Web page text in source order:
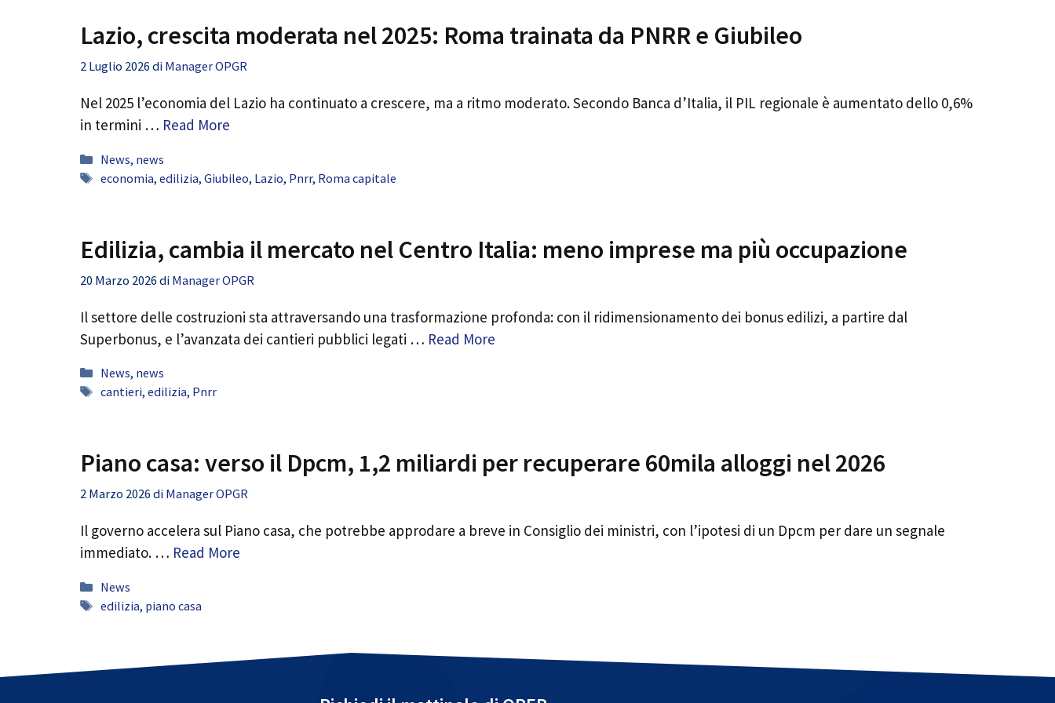
Lazio, crescita moderata nel 2025: Roma trainata da PNRR e Giubileo
2 Luglio 2026 di Manager OPGR
Nel 2025 l’economia del Lazio ha continuato a crescere, ma a ritmo moderato. Secondo Banca d’Italia, il PIL regionale è aumentato dello 0,6%
in termini … Read More
Categorie
News, news
Tag
economia, edilizia, Giubileo, Lazio, Pnrr, Roma capitale
Edilizia, cambia il mercato nel Centro Italia: meno imprese ma più occupazione
20 Marzo 2026 di Manager OPGR
Il settore delle costruzioni sta attraversando una trasformazione profonda: con il ridimensionamento dei bonus edilizi, a partire dal
Superbonus, e l’avanzata dei cantieri pubblici legati … Read More
Categorie
News, news
Tag
cantieri, edilizia, Pnrr
Piano casa: verso il Dpcm, 1,2 miliardi per recuperare 60mila alloggi nel 2026
2 Marzo 2026 di Manager OPGR
Il governo accelera sul Piano casa, che potrebbe approdare a breve in Consiglio dei ministri, con l’ipotesi di un Dpcm per dare un segnale
immediato. … Read More
Categorie
News
Tag
edilizia, piano casa